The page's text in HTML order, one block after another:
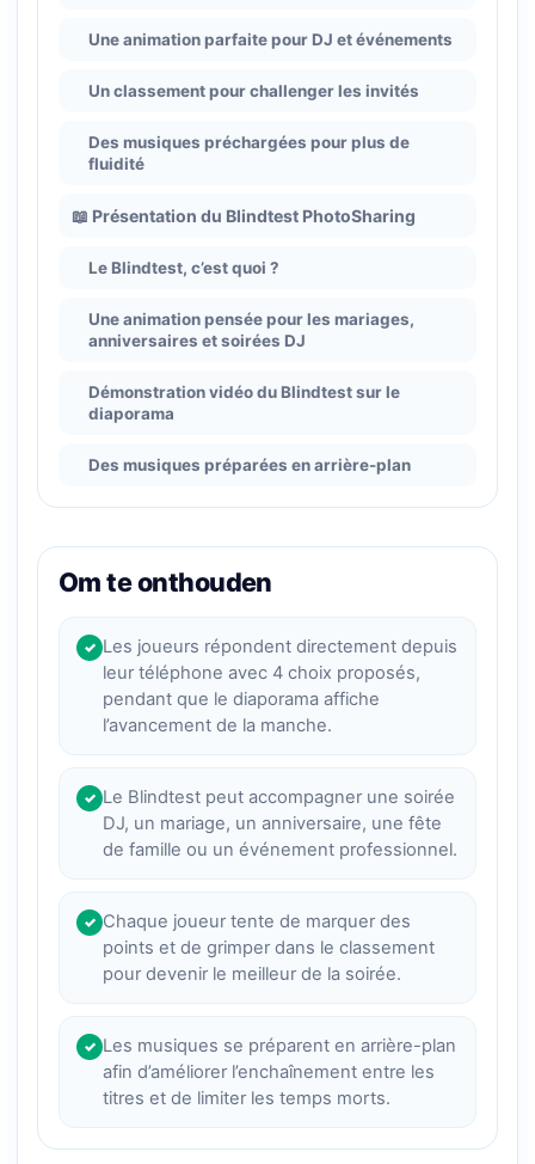
Une animation parfaite pour DJ et événements
Un classement pour challenger les invités
Des musiques préchargées pour plus de
fluidité
📖 Présentation du Blindtest PhotoSharing
Le Blindtest, c’est quoi ?
Une animation pensée pour les mariages,
anniversaires et soirées DJ
Démonstration vidéo du Blindtest sur le
diaporama
Des musiques préparées en arrière-plan
Om te onthouden
✓ Les joueurs répondent directement depuis
leur téléphone avec 4 choix proposés,
pendant que le diaporama affiche
l’avancement de la manche.
✓ Le Blindtest peut accompagner une soirée
DJ, un mariage, un anniversaire, une fête
de famille ou un événement professionnel.
✓ Chaque joueur tente de marquer des
points et de grimper dans le classement
pour devenir le meilleur de la soirée.
✓ Les musiques se préparent en arrière-plan
afin d’améliorer l’enchaînement entre les
titres et de limiter les temps morts.